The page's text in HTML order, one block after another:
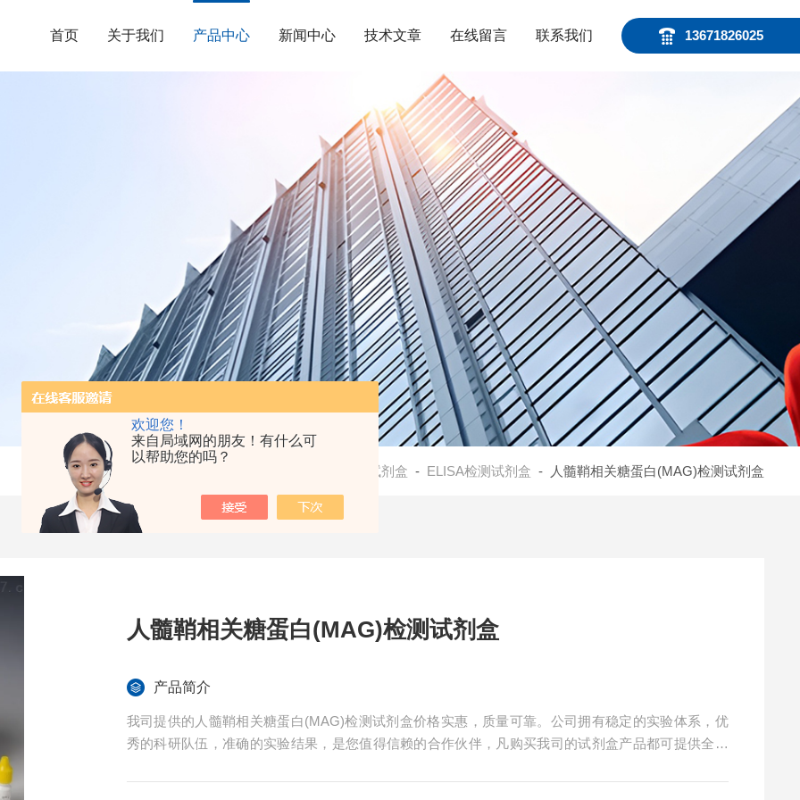
欢迎您！
来自局域网的朋友！有什么可
以帮助您的吗？
13671826025
首页 关于我们 产品中心 新闻中心 技术文章 在线留言 联系我们
检测试剂盒 - ELISA检测试剂盒 - 人髓鞘相关糖蛋白(MAG)检测试剂盒
人髓鞘相关糖蛋白(MAG)检测试剂盒
产品简介
我司提供的人髓鞘相关糖蛋白(MAG)检测试剂盒价格实惠，质量可靠。公司拥有稳定的实验体系，优
秀的科研队伍，准确的实验结果，是您值得信赖的合作伙伴，凡购买我司的试剂盒产品都可提供全程